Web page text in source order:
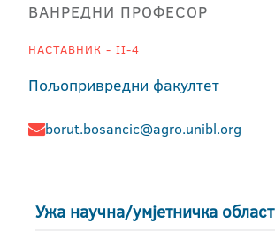
ВАНРЕДНИ ПРОФЕСОР
НАСТАВНИК - II-4
Пољопривредни факултет
borut.bosancic@agro.unibl.org
Ужа научна/умјетничка област